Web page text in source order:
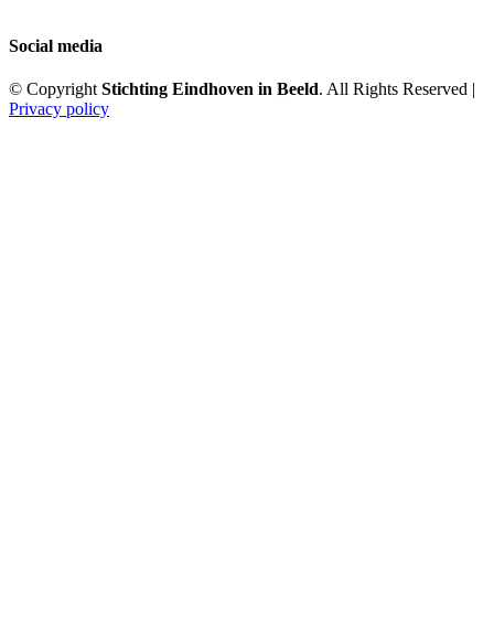
Social media
© Copyright Stichting Eindhoven in Beeld. All Rights Reserved |
Privacy policy